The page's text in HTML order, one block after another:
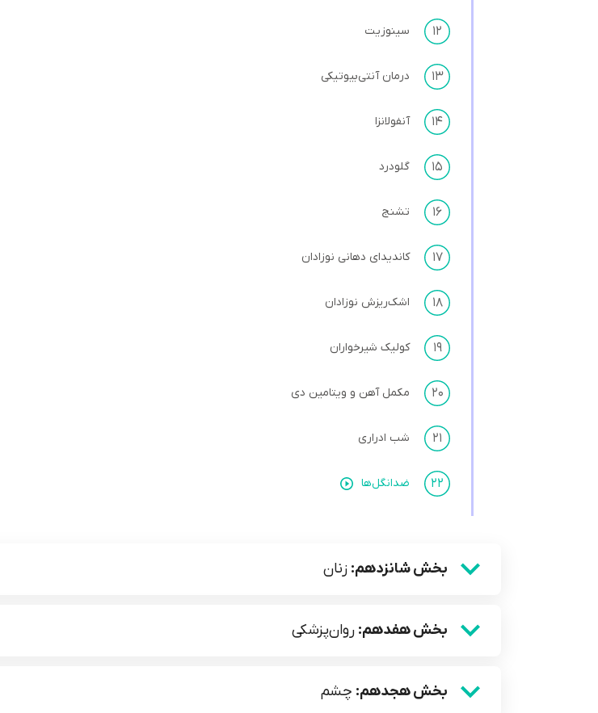
۱۲ سینوزیت
۱۳ درمان آنتی‌بیوتیکی
۱۴ آنفولانزا
۱۵ گلودرد
۱۶ تشنج
۱۷ کاندیدای دهانی نوزادان
۱۸ اشک‌ریزش نوزادان
۱۹ کولیک شیرخواران
۲۰ مکمل آهن و ویتامین دی
۲۱ شب ادراری
۲۲ ضدانگل‌ها
بخش شانزدهم: زنان
بخش هفدهم: روان‌پزشکی
بخش هجدهم: چشم